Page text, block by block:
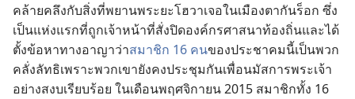
คล้ายคลึง​กับ​สิ่ง​ที่​พยาน​พระ​ยะโฮวา​เจอ​ใน​เมือง​ตา​กัน​ร็อก ซึ่ง​
เป็น​แห่ง​แรก​ที่​ถูก​เจ้าหน้าที่​สั่ง​ปิด​องค์กร​ศาสนา​ท้องถิ่น​และ​ได้​
ตั้ง​ข้อ​หา​ทาง​อาญา​ว่า​สมาชิก 16 คน​ของ​ประชาคม​นี้​เป็น​พวก​
คลั่ง​ลัทธิ​เพราะ​พวก​เขา​ยัง​คง​ประชุม​กัน​เพื่อ​นมัสการ​พระเจ้า​
อย่าง​สงบ​เรียบร้อย ใน​เดือน​พฤศจิกายน 2015 สมาชิก​ทั้ง 16